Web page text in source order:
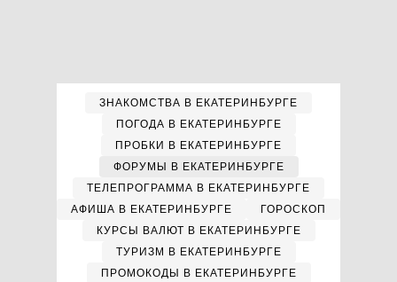
ЗНАКОМСТВА В ЕКАТЕРИНБУРГЕ
ПОГОДА В ЕКАТЕРИНБУРГЕ
ПРОБКИ В ЕКАТЕРИНБУРГЕ
ФОРУМЫ В ЕКАТЕРИНБУРГЕ
ТЕЛЕПРОГРАММА В ЕКАТЕРИНБУРГЕ
АФИША В ЕКАТЕРИНБУРГЕ
ГОРОСКОП
КУРСЫ ВАЛЮТ В ЕКАТЕРИНБУРГЕ
ТУРИЗМ В ЕКАТЕРИНБУРГЕ
ПРОМОКОДЫ В ЕКАТЕРИНБУРГЕ